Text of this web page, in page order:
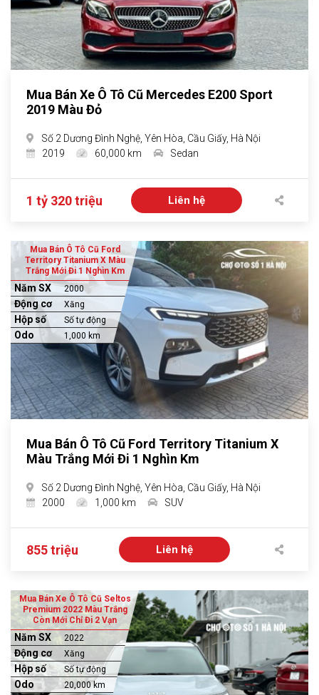
Mua Bán Xe Ô Tô Cũ Mercedes E200 Sport
2019 Màu Đỏ
Số 2 Dương Đình Nghệ, Yên Hòa, Cầu Giấy, Hà Nội
2019
60,000 km Sedan
1 tỷ 320 triệu Liên hệ
Mua Bán Ô Tô Cũ Ford
Territory Titanium X Màu
Trắng Mới Đi 1 Nghìn Km
Năm SX 2000
Động cơ Xăng
Hộp số Số tự động
Odo 1,000 km
Mua Bán Ô Tô Cũ Ford Territory Titanium X
Màu Trắng Mới Đi 1 Nghìn Km
Số 2 Dương Đình Nghệ, Yên Hòa, Cầu Giấy, Hà Nội
2000
1,000 km SUV
855 triệu Liên hệ
Mua Bán Xe Ô Tô Cũ Seltos
Premium 2022 Màu Trắng
Còn Mới Chỉ Đi 2 Vạn
Năm SX 2022
Động cơ Xăng
Hộp số Số tự động
Odo 20,000 km